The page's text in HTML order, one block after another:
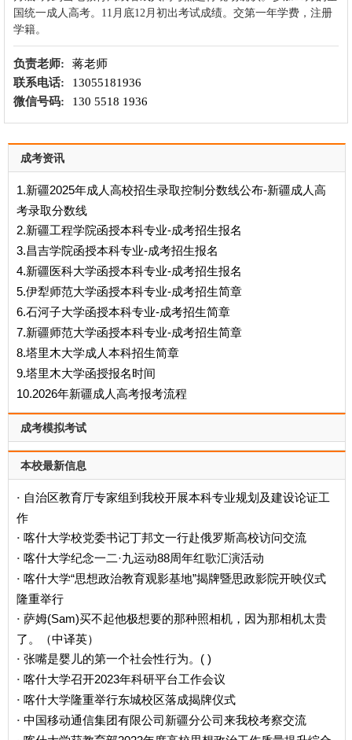
国统一成人高考。11月底12月初出考试成绩。交第一年学费，注册
学籍。
负责老师:
蒋老师
联系电话:
13055181936
微信号码:
130 5518 1936
成考资讯
1.新疆2025年成人高校招生录取控制分数线公布-新疆成人高
考录取分数线
2.新疆工程学院函授本科专业-成考招生报名
3.昌吉学院函授本科专业-成考招生报名
4.新疆医科大学函授本科专业-成考招生报名
5.‌伊犁师范大学函授本科专业-成考招生简章
6.石河子大学函授本科专业-成考招生简章
7.新疆师范大学函授本科专业-成考招生简章
8.塔里木大学成人本科招生简章
9.塔里木大学函授报名时间
10.2026年新疆成人高考报考流程
成考模拟考试
本校最新信息
· 自治区教育厅专家组到我校开展本科专业规划及建设论证工
作
· 喀什大学校党委书记丁邦文一行赴俄罗斯高校访问交流
· 喀什大学纪念一二·九运动88周年红歌汇演活动
· 喀什大学“思想政治教育观影基地”揭牌暨思政影院开映仪式
隆重举行
· 萨姆(Sam)买不起他极想要的那种照相机，因为那相机太贵
了。（中译英）
· 张嘴是婴儿的第一个社会性行为。( )
· 喀什大学召开2023年科研平台工作会议
· 喀什大学隆重举行东城校区落成揭牌仪式
· 中国移动通信集团有限公司新疆分公司来我校考察交流